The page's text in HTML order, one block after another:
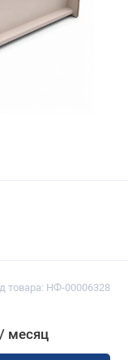
товара: НФ-00006328
месяц